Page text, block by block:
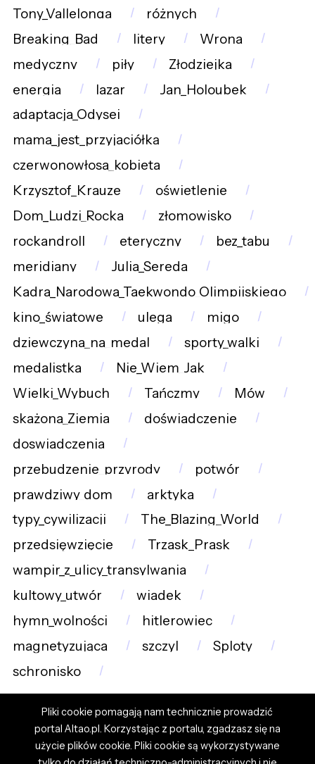
Tony_Vallelonga
różnych
Breaking_Bad
litery
Wrona
medyczny
piły
Złodziejka
energia
lazar
Jan_Holoubek
adaptacja_Odysei
mama_jest_przyjaciółką
czerwonowłosa_kobieta
Krzysztof_Krauze
oświetlenie
Dom_Ludzi_Rocka
złomowisko
rockandroll
eteryczny
bez_tabu
meridiany
Julia_Sereda
Kadra_Narodowa_Taekwondo_Olimpijskiego
kino_światowe
ulega
migo
dziewczyna_na_medal
sporty_walki
medalistka
Nie_Wiem_Jak
Wielki_Wybuch
Tańczmy
Mów
skażona_Ziemia
doświadczenie
doswiadczenia
przebudzenie_przyrody
potwór
prawdziwy_dom
arktyka
typy_cywilizacji
The_Blazing_World
przedsięwzięcie
Trzask_Prask
wampir_z_ulicy_transylwania
kultowy_utwór
wiadek
hymn_wolności
hitlerowiec
magnetyzująca
szczyl
Sploty
schronisko
Pliki cookie pomagają nam technicznie prowadzić
portal Altao.pl. Korzystając z portalu, zgadzasz się na
użycie plików cookie. Pliki cookie są wykorzystywane